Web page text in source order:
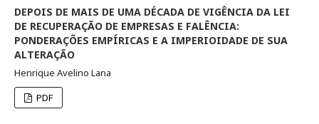
DEPOIS DE MAIS DE UMA DÉCADA DE VIGÊNCIA DA LEI
DE RECUPERAÇÃO DE EMPRESAS E FALÊNCIA:
PONDERAÇÕES EMPÍRICAS E A IMPERIOIDADE DE SUA
ALTERAÇÃO
Henrique Avelino Lana
PDF